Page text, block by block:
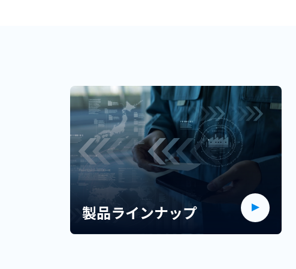
製品ラインナップ